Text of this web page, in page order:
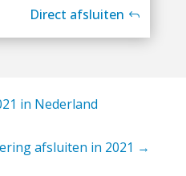
Direct afsluiten
in Nederland
afsluiten in 2021 →